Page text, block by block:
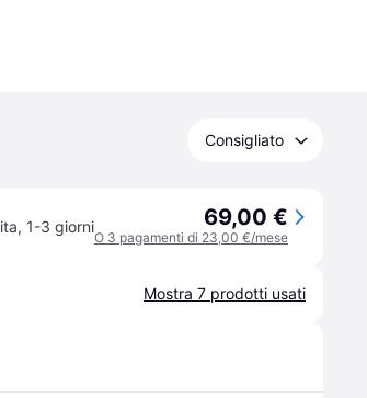
Consigliato
, 1-3 giorni 69,00 €
O 3 pagamenti di 23,00 €/mese
Mostra 7 prodotti usati